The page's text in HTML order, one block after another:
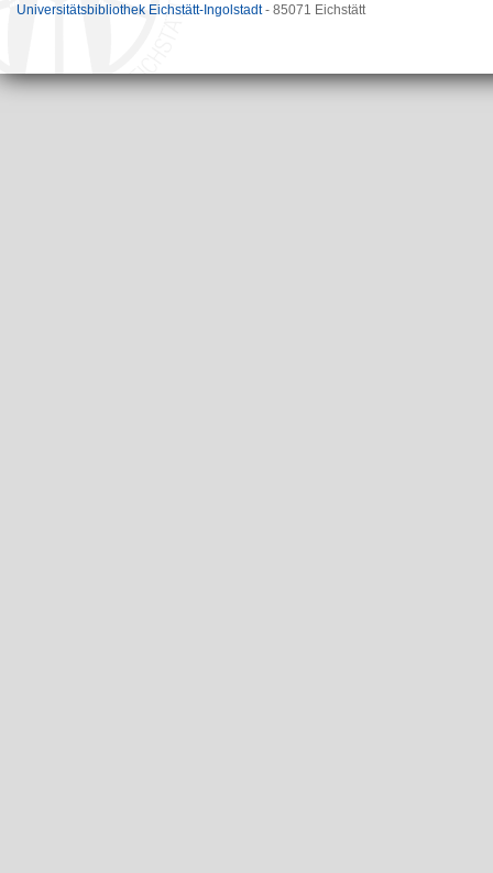
Universitätsbibliothek Eichstätt-Ingolstadt- 85071 Eichstätt